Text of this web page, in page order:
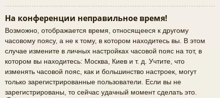
На конференции неправильное время!
Возможно, отображается время, относящееся к другому
часовому поясу, а не к тому, в котором находитесь вы. В этом
случае измените в личных настройках часовой пояс на тот, в
котором вы находитесь: Москва, Киев и т. д. Учтите, что
изменять часовой пояс, как и большинство настроек, могут
только зарегистрированные пользователи. Если вы не
зарегистрированы, то сейчас удачный момент сделать это.